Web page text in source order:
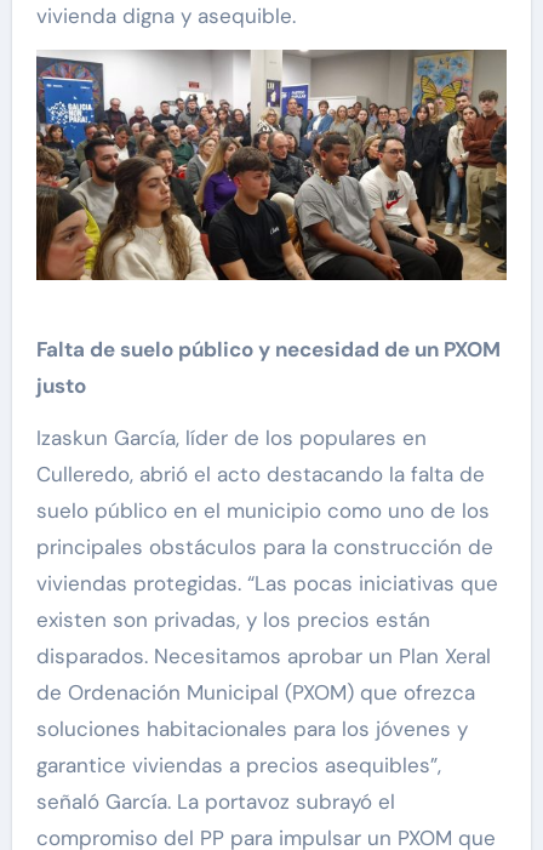
vivienda digna y asequible.
Falta de suelo público y necesidad de un PXOM
justo
Izaskun García, líder de los populares en
Culleredo, abrió el acto destacando la falta de
suelo público en el municipio como uno de los
principales obstáculos para la construcción de
viviendas protegidas. “Las pocas iniciativas que
existen son privadas, y los precios están
disparados. Necesitamos aprobar un Plan Xeral
de Ordenación Municipal (PXOM) que ofrezca
soluciones habitacionales para los jóvenes y
garantice viviendas a precios asequibles”,
señaló García. La portavoz subrayó el
compromiso del PP para impulsar un PXOM que